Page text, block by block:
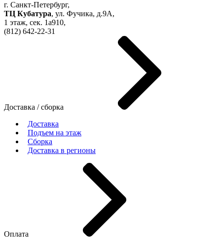
г. Санкт-Петербург,
ТЦ Кубатура, ул. Фучика, д.9А,
1 этаж, сек. 1a910,
(812) 642-22-31
Доставка / сборка
Доставка
Подъем на этаж
Сборка
Доставка в регионы
Оплата